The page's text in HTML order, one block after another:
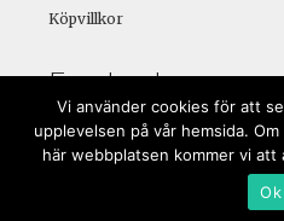
Köpvillkor
Facebook
Copyright © 2026 -
Webbsida av
Vi använder cookies för att
upplevelsen på vår hemsida.
här webbplatsen kommer vi
Ok